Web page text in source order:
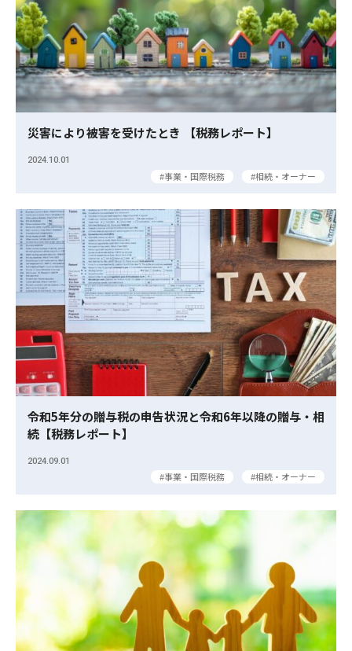
災害により被害を受けたとき 【税務レポート】
2024.10.01
事業・国際税務 相続・オーナー
令和5年分の贈与税の申告状況と令和6年以降の贈与・相
続【税務レポート】
2024.09.01
事業・国際税務 相続・オーナー